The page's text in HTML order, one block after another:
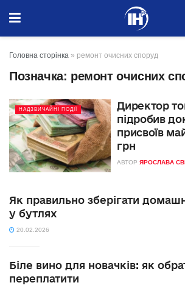
Головна сторінка » ремонт очисних споруд
Позначка: ремонт очисних
НАДЗВИЧАЙНІ ПОДІЇ
Директор
підробив
присвоїв
грн
АВТОР ЯРОСЛАВА
Як правильно зберігати
у бутлях
20.02.2026
Біле вино для новачків: як
переплатити